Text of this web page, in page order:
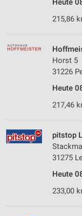
Heute
215,86
Horst 5
31226
Heute
217,46
pitstop
31275
Heute
233,00